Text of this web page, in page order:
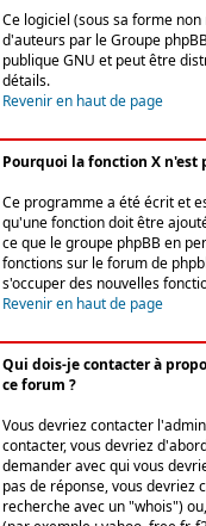
Ce logiciel (sous sa forme
d'auteurs par leGroupe
publique GNU et peut être
détails.
Revenir en haut de page
Pourquoi la fonction X n'est
Ce programme a été écrit et
qu'une fonction doit être
ce que le groupe phpBB en
fonctions sur le forum de
s'occuper des nouvelles
Revenir en haut de page
Qui dois-je contacter à
ce forum ?
Vous devriez contacter
contacter, vous devriez
demander avec qui vous
pas de réponse, vous
recherche avec un "whois")